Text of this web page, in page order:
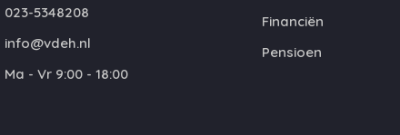
023-5348208
info@vdeh.nl
Ma - Vr 9:00 - 18:00
Financiën
Pensioen